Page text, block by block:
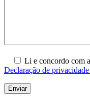
Li e concordo com
Declaração de